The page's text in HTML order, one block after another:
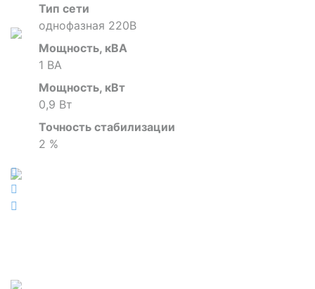
Тип сети
однофазная 220В
Мощность, кВА
1 ВА
Мощность, кВт
0,9 Вт
Точность стабилизации
2 %